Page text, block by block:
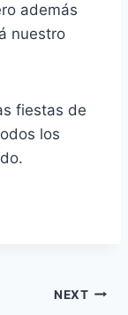
además
nuestro
fiestas de
los
NEXT